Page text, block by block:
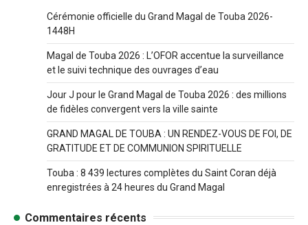
Cérémonie officielle du Grand Magal de Touba 2026-
1448H
Magal de Touba 2026 : L’OFOR accentue la surveillance
et le suivi technique des ouvrages d’eau
Jour J pour le Grand Magal de Touba 2026 : des millions
de fidèles convergent vers la ville sainte
GRAND MAGAL DE TOUBA : UN RENDEZ-VOUS DE FOI, DE
GRATITUDE ET DE COMMUNION SPIRITUELLE
Touba : 8 439 lectures complètes du Saint Coran déjà
enregistrées à 24 heures du Grand Magal
Commentaires récents